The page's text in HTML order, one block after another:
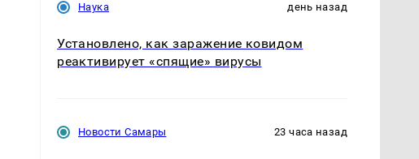
Наука день назад
Установлено, как заражение ковидом
реактивирует «спящие» вирусы
Новости Самары 23 часа назад